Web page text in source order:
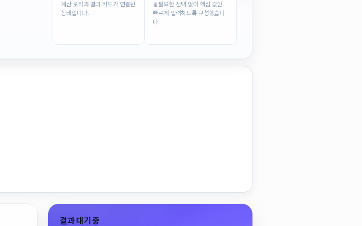
계산 로직과 결과 카드가 연결된
상태입니다.
불필요한 선택 없이 핵심 값만
빠르게 입력하도록 구성했습니
다.
결과 대기 중